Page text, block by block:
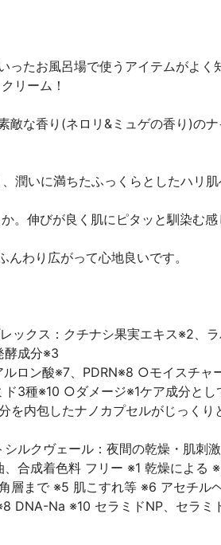
ったお風呂場で使うアイテムがよく
リーム！
敵な香り(ネロリ&ミュゲの香り)のナ
潤いに満ちたふっくらとしたハリ
。伸びが良く肌にピタッと馴染む
わり広がって心地良いです。
ックス：クチナシ果実エキス※2、ラ
酵成分※3
ロン酸※7、PDRN※8 ○モイスチャ
3種※10 ○ダメージ※1ケア成分とし
内包したナノカプセルがじっくり
ルクヴェール：夜間の乾燥・肌刺
合成着色料 フリー ※1 乾燥による
層まで ※5 肌こすれ等 ※6 アセチル
DNA-Na ※10 セラミドNP、セラミ